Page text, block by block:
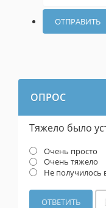
ОТПРАВИТЬ
ОПРОС
Тяжело было
Очень просто
Очень тяжело
Не получилось